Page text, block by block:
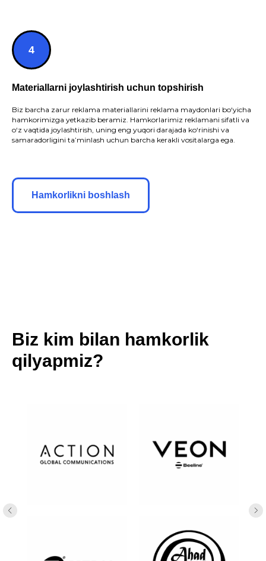
Materiallarni joylashtirish uchun topshirish
Biz barcha zarur reklama materiallarini reklama maydonlari bo‘yicha
hamkorimizga yetkazib beramiz. Hamkorlarimiz reklamani sifatli va
o‘z vaqtida joylashtirish, uning eng yuqori darajada ko‘rinishi va
samaradorligini ta’minlash uchun barcha kerakli vositalarga ega.
Hamkorlikni boshlash
Biz kim bilan hamkorlik
qilyapmiz?